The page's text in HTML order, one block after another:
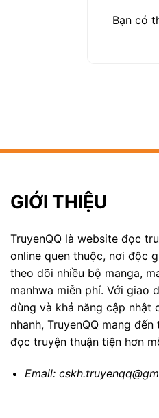
Bạn có
GIỚI THIỆU
TruyenQQ là website đọc
online quen thuộc, nơi độc
theo dõi nhiều bộ manga,
manhwa miễn phí. Với giao
dùng và khả năng cập nhật
nhanh, TruyenQQ mang đến
đọc truyện thuận tiện hơn
Email: